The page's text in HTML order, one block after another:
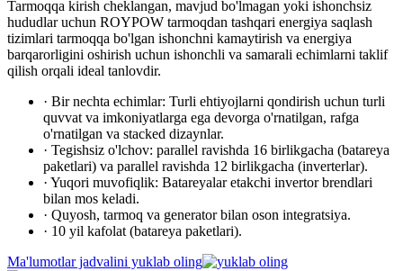
Tarmoqqa kirish cheklangan, mavjud bo'lmagan yoki ishonchsiz
hududlar uchun ROYPOW tarmoqdan tashqari energiya saqlash
tizimlari tarmoqqa bo'lgan ishonchni kamaytirish va energiya
barqarorligini oshirish uchun ishonchli va samarali echimlarni taklif
qilish orqali ideal tanlovdir.
· Bir nechta echimlar: Turli ehtiyojlarni qondirish uchun turli
quvvat va imkoniyatlarga ega devorga o'rnatilgan, rafga
o'rnatilgan va stacked dizaynlar.
· Tegishsiz o'lchov: parallel ravishda 16 birlikgacha (batareya
paketlari) va parallel ravishda 12 birlikgacha (inverterlar).
· Yuqori muvofiqlik: Batareyalar etakchi invertor brendlari
bilan mos keladi.
· Quyosh, tarmoq va generator bilan oson integratsiya.
· 10 yil kafolat (batareya paketlari).
Ma'lumotlar jadvalini yuklab oling